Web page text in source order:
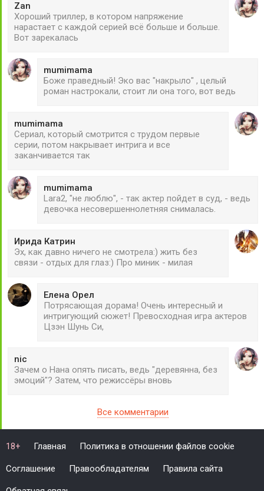
Zan
Хороший триллер, в котором напряжение
нарастает с каждой серией всё больше и больше.
Вот зарекалась
mumimama
Боже праведный! Эко вас "накрыло" , целый
роман настрокали, стоит ли она того, вот ведь
mumimama
Сериал, который смотрится с трудом первые
серии, потом накрывает интрига и все
заканчивается так
mumimama
Lara2, "не люблю", - так актер пойдет в суд, - ведь
девочка несовершеннолетняя снималась.
Ирида Катрин
Эх, как давно ничего не смотрела:) жить без
связи - отдых для глаз:) Про миник - милая
Елена Орел
Потрясающая дорама! Очень интересный и
интригующий сюжет! Превосходная игра актеров
Цзэн Шунь Си,
nic
Зачем о Нана опять писать, ведь "деревянна, без
эмоций"? Затем, что режиссёры вновь
Все комментарии
18+ Главная Политика в отношении файлов cookie
Соглашение Правообладателям Правила сайта